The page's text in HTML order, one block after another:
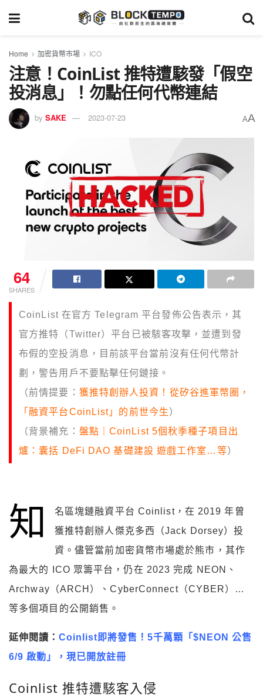
Home 加密貨幣市場 ICO
注意！CoinList 推特遭駭發「假空
投消息」！勿點任何代幣連結
by SAKE 2023-07-23 AA
64
SHARES
CoinList 在官方 Telegram 平台發佈公告表示，其
官方推特（Twitter）平台已被駭客攻擊，並遭到發
布假的空投消息，目前該平台當前沒有任何代幣計
劃，警告用戶不要點擊任何鏈接。
（前情提要： 獲推特創辦人投資！從矽谷進軍幣圈，
「融資平台CoinList」的前世今生）
（背景補充： 盤點｜CoinList 5個秋季種子項目出
爐：囊括 DeFi DAO 基礎建設 遊戲工作室…等）
知
名區塊鏈融資平台 Coinlist，在 2019 年曾
獲推特創辦人傑克多西（Jack Dorsey）投
資。儘管當前加密貨幣市場處於熊市，其作
為最大的 ICO 眾籌平台，仍在 2023 完成 NEON、
Archway（ARCH）、CyberConnect（CYBER）…
等多個項目的公開銷售。
延伸閱讀： Coinlist即將發售！5千萬顆「$NEON 公售
6/9 啟動」，現已開放註冊
Coinlist 推特遭駭客入侵